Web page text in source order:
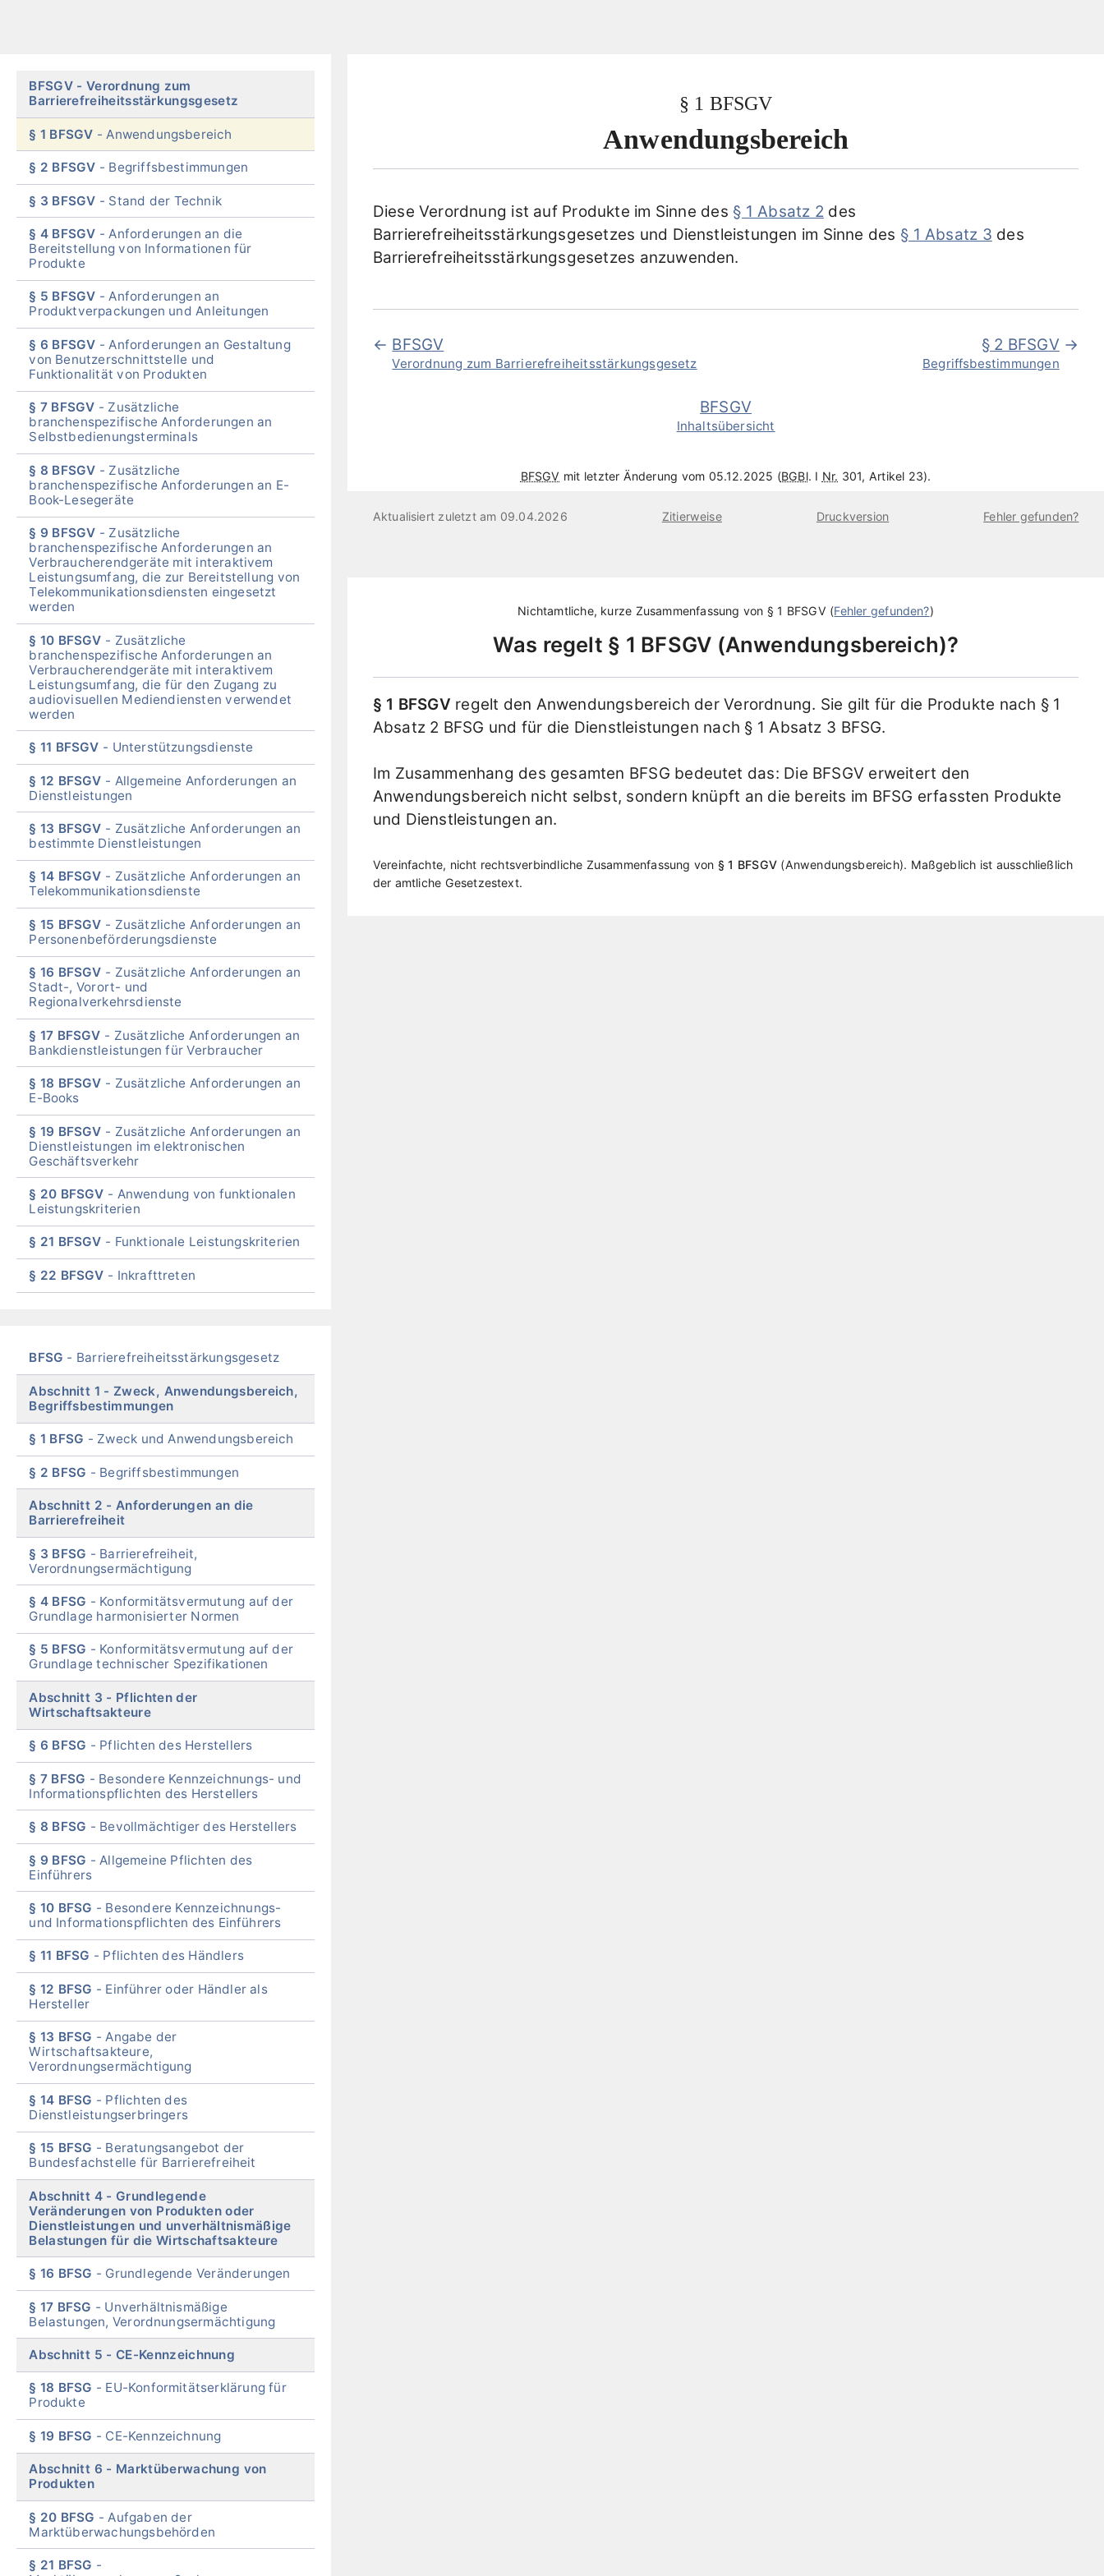
§ 1 BFSGV
Anwendungsbereich
Diese Verordnung ist auf Produkte im Sinne des § 1 Absatz 2 des
Barrierefreiheitsstärkungsgesetzes und Dienstleistungen im Sinne des § 1 Absatz 3 des
Barrierefreiheitsstärkungsgesetzes anzuwenden.
BFSGV
Verordnung zum Barrierefreiheitsstärkungsgesetz
§ 2 BFSGV
Begriffsbestimmungen
BFSGV
Inhaltsübersicht
BFSGV mit letzter Änderung vom 05.12.2025 (BGBl. I Nr. 301, Artikel 23).
Aktualisiert zuletzt am 09.04.2026 Zitierweise Druckversion Fehler gefunden?
Nichtamtliche, kurze Zusammenfassung von § 1 BFSGV (Fehler gefunden?)
Was regelt § 1 BFSGV Anwendungsbereich ?
§ 1 BFSGV regelt den Anwendungsbereich der Verordnung. Sie gilt für die Produkte nach § 1
Absatz 2 BFSG und für die Dienstleistungen nach § 1 Absatz 3 BFSG.
Im Zusammenhang des gesamten BFSG bedeutet das: Die BFSGV erweitert den
Anwendungsbereich nicht selbst, sondern knüpft an die bereits im BFSG erfassten Produkte
und Dienstleistungen an.
Vereinfachte, nicht rechtsverbindliche Zusammenfassung von § 1 BFSGV Anwendungsbereich . Maßgeblich ist ausschließlich
der amtliche Gesetzestext.
Skip
menu
BFSG Barrierefreiheitsstärkungsgesetz
Abschnitt 1
Zweck, Anwendungsbereich,
Begriffsbestimmungen
§ 1 BFSG Zweck und Anwendungsbereich
§ 2 BFSG Begriffsbestimmungen
Abschnitt 2
Anforderungen an die
Barrierefreiheit
§ 3 BFSG
Barrierefreiheit,
Verordnungsermächtigung
§ 4 BFSG
Konformitätsvermutung auf der
Grundlage harmonisierter Normen
§ 5 BFSG
Konformitätsvermutung auf der
Grundlage technischer Spezifikationen
Abschnitt 3
Pflichten der
Wirtschaftsakteure
§ 6 BFSG Pflichten des Herstellers
§ 7 BFSG
Besondere Kennzeichnungs- und
Informationspflichten des Herstellers
§ 8 BFSG Bevollmächtiger des Herstellers
§ 9 BFSG
Allgemeine Pflichten des
Einführers
§ 10 BFSG
Besondere Kennzeichnungs-
und Informationspflichten des Einführers
§ 11 BFSG Pflichten des Händlers
§ 12 BFSG
Einführer oder Händler als
Hersteller
§ 13 BFSG
Angabe der
Wirtschaftsakteure,
Verordnungsermächtigung
§ 14 BFSG
Pflichten des
Dienstleistungserbringers
§ 15 BFSG
Beratungsangebot der
Bundesfachstelle für Barrierefreiheit
Abschnitt 4
Grundlegende
Veränderungen von Produkten oder
Dienstleistungen und unverhältnismäßige
Belastungen für die Wirtschaftsakteure
§ 16 BFSG Grundlegende Veränderungen
§ 17 BFSG
Unverhältnismäßige
Belastungen, Verordnungsermächtigung
Abschnitt 5 CE-Kennzeichnung
§ 18 BFSG
EU-Konformitätserklärung für
Produkte
§ 19 BFSG CE-Kennzeichnung
Abschnitt 6
Marktüberwachung von
Produkten
§ 20 BFSG
Aufgaben der
Marktüberwachungsbehörden
§ 21 BFSG
Skip
menu
BFSGV
Verordnung zum
Barrierefreiheitsstärkungsgesetz
§ 1 BFSGV Anwendungsbereich
§ 2 BFSGV Begriffsbestimmungen
§ 3 BFSGV Stand der Technik
§ 4 BFSGV
Anforderungen an die
Bereitstellung von Informationen für
Produkte
§ 5 BFSGV
Anforderungen an
Produktverpackungen und Anleitungen
§ 6 BFSGV
Anforderungen an Gestaltung
von Benutzerschnittstelle und
Funktionalität von Produkten
§ 7 BFSGV
Zusätzliche
branchenspezifische Anforderungen an
Selbstbedienungsterminals
§ 8 BFSGV
Zusätzliche
branchenspezifische Anforderungen an E-
Book-Lesegeräte
§ 9 BFSGV
Zusätzliche
branchenspezifische Anforderungen an
Verbraucherendgeräte mit interaktivem
Leistungsumfang, die zur Bereitstellung von
Telekommunikationsdiensten eingesetzt
werden
§ 10 BFSGV
Zusätzliche
branchenspezifische Anforderungen an
Verbraucherendgeräte mit interaktivem
Leistungsumfang, die für den Zugang zu
audiovisuellen Mediendiensten verwendet
werden
§ 11 BFSGV Unterstützungsdienste
§ 12 BFSGV
Allgemeine Anforderungen an
Dienstleistungen
§ 13 BFSGV
Zusätzliche Anforderungen an
bestimmte Dienstleistungen
§ 14 BFSGV
Zusätzliche Anforderungen an
Telekommunikationsdienste
§ 15 BFSGV
Zusätzliche Anforderungen an
Personenbeförderungsdienste
§ 16 BFSGV
Zusätzliche Anforderungen an
Stadt-, Vorort- und
Regionalverkehrsdienste
§ 17 BFSGV
Zusätzliche Anforderungen an
Bankdienstleistungen für Verbraucher
§ 18 BFSGV
Zusätzliche Anforderungen an
E-Books
§ 19 BFSGV
Zusätzliche Anforderungen an
Dienstleistungen im elektronischen
Geschäftsverkehr
§ 20 BFSGV
Anwendung von funktionalen
Leistungskriterien
§ 21 BFSGV Funktionale Leistungskriterien
§ 22 BFSGV Inkrafttreten